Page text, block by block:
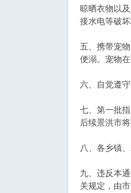
晾晒衣物以
接水电等破
五、携带宠
便溺。宠物
六、自觉遵
七、第一批指
后续景洪市
八、各乡镇
九、违反本
关规定，由